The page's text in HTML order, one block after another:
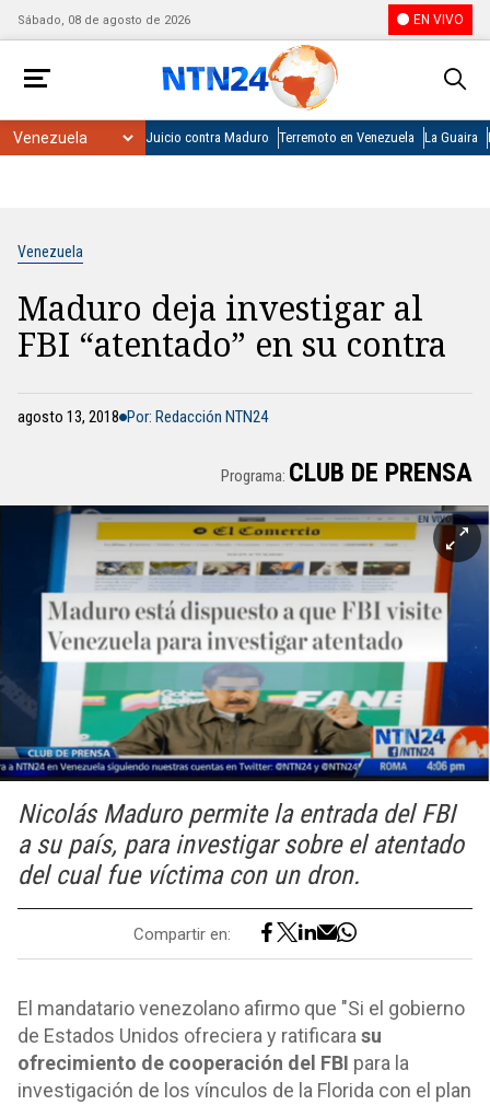
Sábado, 08 de agosto de 2026 EN VIVO
Juicio contra Maduro Terremoto en Venezuela La Guaira
Venezuela
Maduro deja investigar al
FBI “atentado” en su contra
agosto 13, 2018 Por: Redacción NTN24
Programa: CLUB DE PRENSA
Nicolás Maduro permite la entrada del FBI
a su país, para investigar sobre el atentado
del cual fue víctima con un dron.
Compartir en:
El mandatario venezolano afirmo que "Si el gobierno
de Estados Unidos ofreciera y ratificara su
ofrecimiento de cooperación del FBI para la
investigación de los vínculos de la Florida con el plan